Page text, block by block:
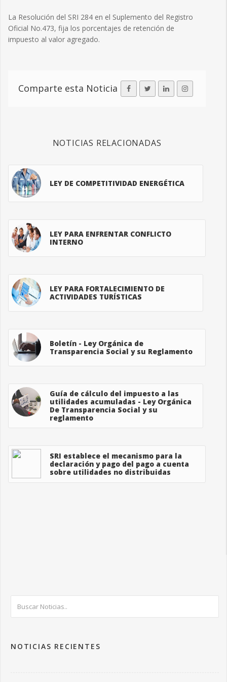
La Resolución del SRI 284 en el Suplemento del Registro
Oficial No.473, fija los porcentajes de retención de
impuesto al valor agregado.
Comparte esta Noticia
NOTICIAS RELACIONADAS
LEY DE COMPETITIVIDAD ENERGÉTICA
LEY PARA ENFRENTAR CONFLICTO
INTERNO
LEY PARA FORTALECIMIENTO DE
ACTIVIDADES TURÍSTICAS
Boletín - Ley Orgánica de
Transparencia Social y su Reglamento
Guía de cálculo del impuesto a las
utilidades acumuladas - Ley Orgánica
De Transparencia Social y su
reglamento
SRI establece el mecanismo para la
declaración y pago del pago a cuenta
sobre utilidades no distribuidas
NOTICIAS RECIENTES